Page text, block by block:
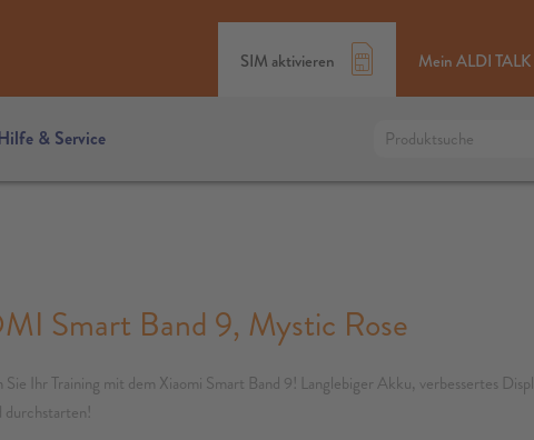
SIM aktivieren Mein ALDI TALK
& Service
Smart Band 9, Mystic Rose
Sie Ihr Training mit dem Xiaomi Smart Band 9! Langlebiger Akku, verbessertes
durchstarten!